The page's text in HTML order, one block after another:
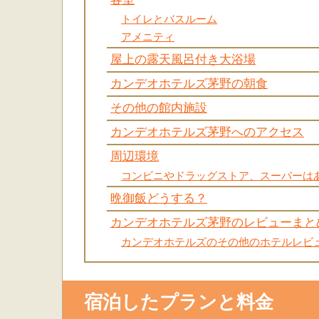
トイレとバスルーム
アメニティ
屋上の露天風呂付き大浴場
カンデオホテルズ茅野の朝食
その他の館内施設
カンデオホテルズ茅野へのアクセス
周辺環境
コンビニやドラッグストア、スーパーは
晩御飯どうする？
カンデオホテルズ茅野のレビューま
カンデオホテルズのその他のホテルレビ
宿泊したプランと料金